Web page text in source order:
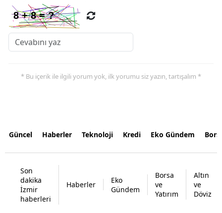
* Bu içerik ile ilgili yorum yok, ilk yorumu siz yazın, tartışalım *
Güncel Haberler Teknoloji Kredi Eko Gündem
Son
dakika
İzmir
haberleri
Haberler
Eko
Gündem
Borsa
ve
Yatırım
Altın
ve
Döviz